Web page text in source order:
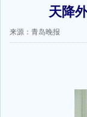
天降
来源：青岛晚报